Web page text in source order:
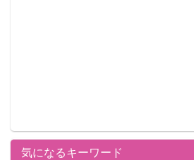
気になるキーワード